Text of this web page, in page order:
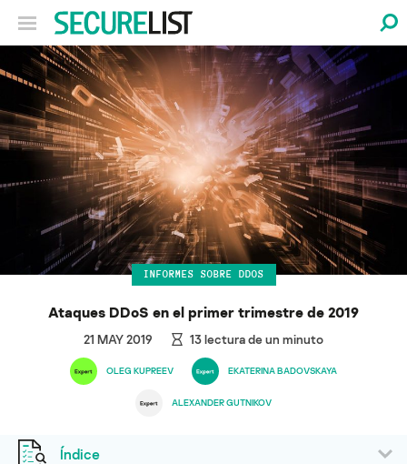
INFORMES SOBRE DDOS
Ataques DDoS en el primer trimestre de 2019
21 MAY 2019 13lectura de un minuto
OLEG KUPREEV EKATERINA BADOVSKAYA
ALEXANDER GUTNIKOV
Índice